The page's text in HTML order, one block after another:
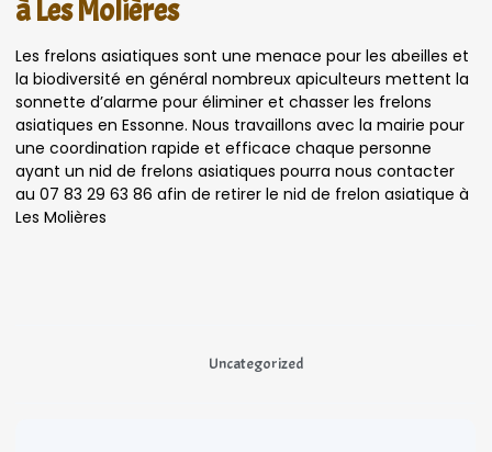
à Les Molières
Les frelons asiatiques sont une menace pour les abeilles et
la biodiversité en général nombreux apiculteurs mettent la
sonnette d’alarme pour éliminer et chasser les frelons
asiatiques en Essonne. Nous travaillons avec la mairie pour
une coordination rapide et efficace chaque personne
ayant un nid de frelons asiatiques pourra nous contacter
au 07 83 29 63 86 afin de retirer le nid de frelon asiatique à
Les Molières
Uncategorized